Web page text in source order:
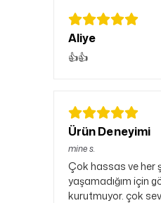
Aliye
👍👍
Ürün Deneyimi
mines.
Çok hassas ve her
yaşamadığım için
kurutmuyor. çok